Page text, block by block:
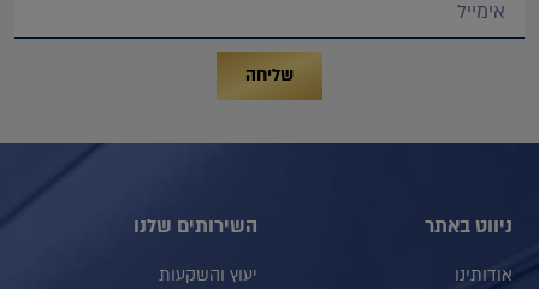
שליחה
ניווט באתר
אודותינו
השירותים שלנו
יעוץ והשקעות